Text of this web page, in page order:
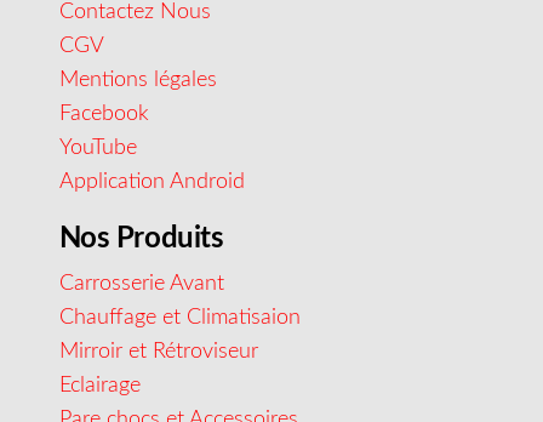
Contactez Nous
CGV
Mentions légales
Facebook
YouTube
Application Android
Nos Produits
Carrosserie Avant
Chauffage et Climatisaion
Mirroir et Rétroviseur
Eclairage